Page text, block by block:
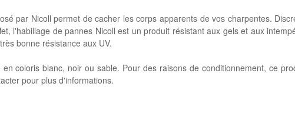
par Nicoll permet de cacher les corps apparents de vos charpentes.
l'habillage de pannes Nicoll est un produit résistant aux gels et aux
bonne résistance aux UV.
coloris blanc, noir ou sable. Pour des raisons de conditionnement, ce
pour plus d'informations.